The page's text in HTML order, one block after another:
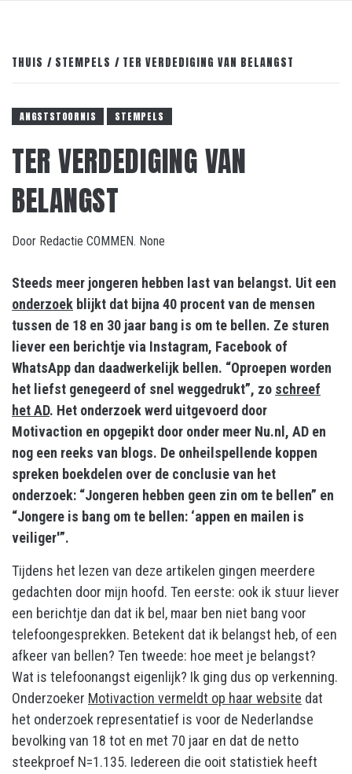
THUIS STEMPELS TER VERDEDIGING VAN BELANGST
ANGSTSTOORNIS STEMPELS
TER VERDEDIGING VAN
BELANGST
Door Redactie COMMEN. None
Steeds meer jongeren hebben last van belangst. Uit een
onderzoek blijkt dat bijna 40 procent van de mensen
tussen de 18 en 30 jaar bang is om te bellen. Ze sturen
liever een berichtje via Instagram, Facebook of
WhatsApp dan daadwerkelijk bellen. “Oproepen worden
het liefst genegeerd of snel weggedrukt”, zo schreef
het AD. Het onderzoek werd uitgevoerd door
Motivaction en opgepikt door onder meer Nu.nl, AD en
nog een reeks van blogs. De onheilspellende koppen
spreken boekdelen over de conclusie van het
onderzoek: “Jongeren hebben geen zin om te bellen” en
“Jongere is bang om te bellen: ‘appen en mailen is
veiliger'”.
Tijdens het lezen van deze artikelen gingen meerdere
gedachten door mijn hoofd. Ten eerste: ook ik stuur liever
een berichtje dan dat ik bel, maar ben niet bang voor
telefoongesprekken. Betekent dat ik belangst heb, of een
afkeer van bellen? Ten tweede: hoe meet je belangst?
Wat is telefoonangst eigenlijk? Ik ging dus op verkenning.
Onderzoeker Motivaction vermeldt op haar website dat
het onderzoek representatief is voor de Nederlandse
bevolking van 18 tot en met 70 jaar en dat de netto
steekproef N=1.135. Iedereen die ooit statistiek heeft